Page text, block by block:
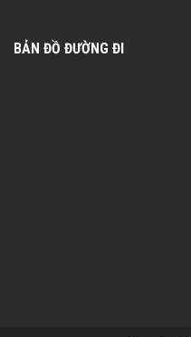
BẢN ĐỒ ĐƯỜNG ĐI